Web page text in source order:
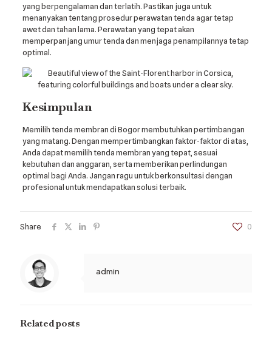
yang berpengalaman dan terlatih. Pastikan juga untuk
menanyakan tentang prosedur perawatan tenda agar tetap
awet dan tahan lama. Perawatan yang tepat akan
memperpanjang umur tenda dan menjaga penampilannya tetap
optimal.
Kesimpulan
Memilih tenda membran di Bogor membutuhkan pertimbangan
yang matang. Dengan mempertimbangkan faktor-faktor di atas,
Anda dapat memilih tenda membran yang tepat, sesuai
kebutuhan dan anggaran, serta memberikan perlindungan
optimal bagi Anda. Jangan ragu untuk berkonsultasi dengan
profesional untuk mendapatkan solusi terbaik.
Share 0
admin
Related posts